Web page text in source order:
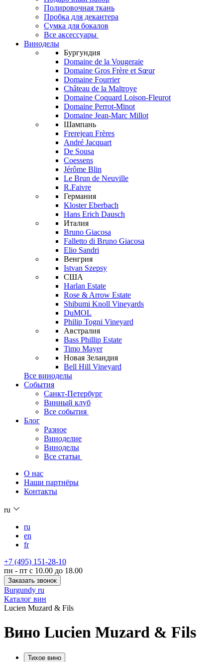
Полировочная ткань
Пробка для декантера
Сумка для бокалов
Все аксессуары
Виноделы
Бургундия
Domaine de la Vougeraie
Domaine Gros Frère et Sœur
Domaine Fourrier
Château de la Maltroye
Domaine Coquard Loison-Fleurot
Domaine Perrot-Minot
Domaine Jean-Marc Millot
Шампань
Frerejean Frères
André Jacquart
De Sousa
Coessens
Jérôme Blin
Le Brun de Neuville
R.Faivre
Германия
Kloster Eberbach
Hans Erich Dausch
Италия
Bruno Giacosa
Falletto di Bruno Giacosa
Elio Sandri
Венгрия
Istvan Szepsy
США
Harlan Estate
Rose & Arrow Estate
Shibumi Knoll Vineyards
DuMOL
Philip Togni Vineyard
Австралия
Bass Phillip Estate
Timo Mayer
Новая Зеландия
Bell Hill Vineyard
Все виноделы
События
Санкт-Петербург
Винный клуб
Все события
Блог
Разное
Виноделие
Виноделы
Все статьи
О нас
Наши партнёры
Контакты
ru
ru
en
fr
+7 (495) 151-28-10
пн - пт с 10.00 до 18.00
Заказать звонок
Burgundy ru
Каталог вин
Lucien Muzard & Fils
Вино Lucien Muzard & Fils
Тихое вино